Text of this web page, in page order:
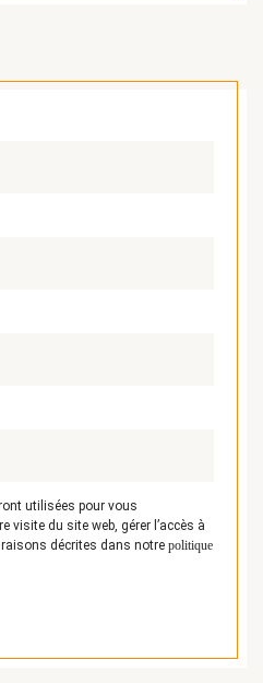
utilisées pour vous
visite du site web, gérer l’accès à
raisons décrites dans notre politique